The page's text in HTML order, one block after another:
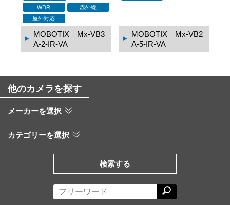
屋外対応
MOBOTIX Mx-VB1
A-8-IR-VA
MOBOTIX Mx-VD3
A-2-IR-VA
他のカメラを探す
メーカーを選択
カテゴリーを選択
検索する